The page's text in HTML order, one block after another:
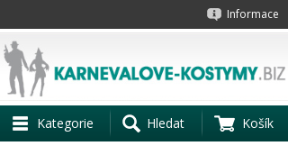
Informace
Kategorie Hledat Košík